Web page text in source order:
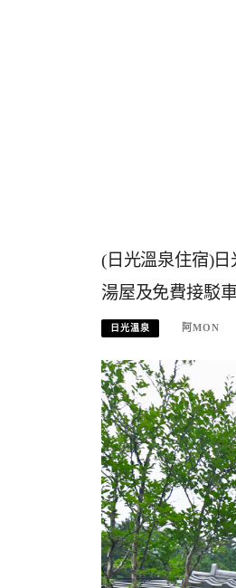
(日光溫泉住宿)
湯屋及免費接駁
日光溫泉 阿MON